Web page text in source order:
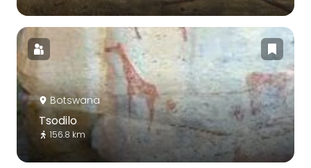
Botswana
Tsodilo
156.8 km